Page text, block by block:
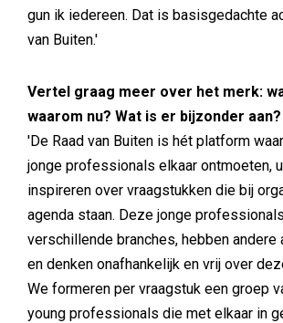
gun ik iedereen. Dat is basisgedachte
van Buiten.'
Vertel graag meer over het merk:
waarom nu? Wat is er bijzonder aan?
'De Raad van Buiten is hét platform
jonge professionals elkaar ontmoeten,
inspireren over vraagstukken die bij
agenda staan. Deze jonge
verschillende branches, hebben andere
en denken onafhankelijk en vrij over
We formeren per vraagstuk een groep
young professionals die met elkaar in